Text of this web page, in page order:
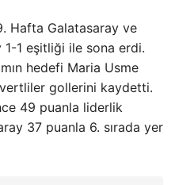
Hafta Galatasaray ve
1-1 eşitliği ile sona erdi.
hedefi Maria Usme
gollerini kaydetti.
49 puanla liderlik
37 puanla 6. sırada yer